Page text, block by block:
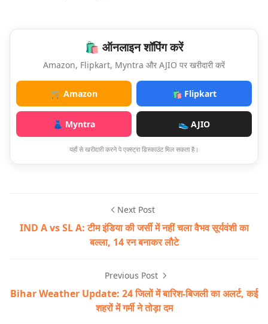
🛍️ ऑनलाइन शॉपिंग करें
Amazon, Flipkart, Myntra और AJIO पर खरीदारी करें
🛒 Amazon 🛍️ Flipkart
👗 Myntra 👟 AJIO
यहाँ से खरीदारी करने पे एक्स्ट्रा डिस्काउंट मिल सकता है।
Next Post
IND A vs SL A: टीम इंडिया की जर्सी में नहीं चला वैभव सूर्यवंशी का
बल्ला, 14 रन बनाकर लौटे
Previous Post
Bihar Weather Update: 24 जिलों में बारिश-बिजली का अलर्ट, कई
शहरों में गर्मी ने तोड़ा दम